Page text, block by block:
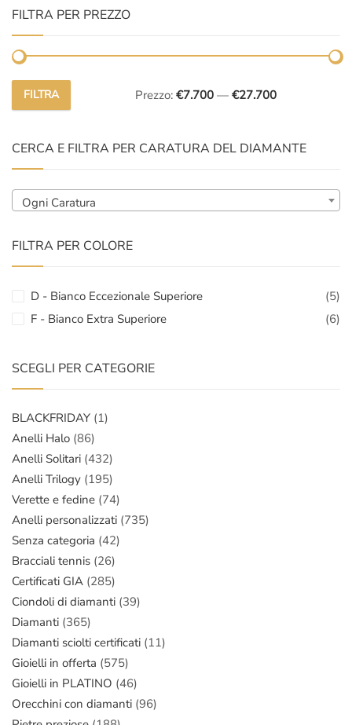
FILTRA PER PREZZO
Prezzo
Prezzo
FILTRA Prezzo: €7.700— €27.700
CERCA E FILTRA PER CARATURA DEL DIAMANTE
Ogni Caratura
FILTRA PER COLORE
D - Bianco Eccezionale Superiore
(5)
F - Bianco Extra Superiore
(6)
SCEGLI PER CATEGORIE
BLACKFRIDAY (1)
Anelli Halo (86)
Anelli Solitari (432)
Anelli Trilogy (195)
Verette e fedine (74)
Anelli personalizzati (735)
Senza categoria (42)
Bracciali tennis (26)
Certificati GIA (285)
Ciondoli di diamanti (39)
Diamanti (365)
Diamanti sciolti certificati (11)
Gioielli in offerta (575)
Gioielli in PLATINO (46)
Orecchini con diamanti (96)